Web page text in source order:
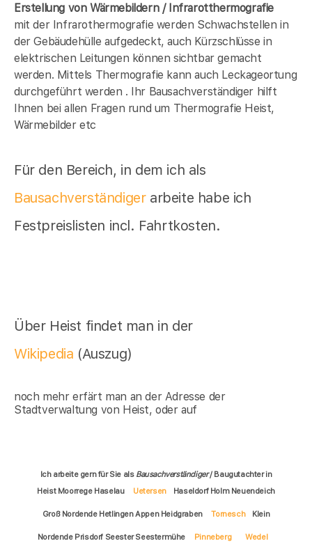
Erstellung von Wärmebildern / Infrarotthermografie
mit der Infrarothermografie werden Schwachstellen in
der Gebäudehülle aufgedeckt, auch Kürzschlüsse in
elektrischen Leitungen können sichtbar gemacht
werden. Mittels Thermografie kann auch Leckageortung
durchgeführt werden . Ihr Bausachverständiger hilft
Ihnen bei allen Fragen rund um Thermografie Heist,
Wärmebilder etc
Für den Bereich, in dem ich als
Bausachverständigerarbeite habe ich
Festpreislisten incl. Fahrtkosten.
Über Heist findet man in der
Wikipedia (Auszug)
noch mehr erfärt man an der Adresse der
Stadtverwaltung von Heist, oder auf
Ich arbeite gern für Sie als Bausachverständiger/ Baugutachter in
Heist Moorrege Haselau
Uetersen Haseldorf Holm Neuendeich
Groß Nordende Hetlingen Appen Heidgraben Tornesch Klein
Nordende Prisdorf Seester Seestermühe Pinneberg Wedel